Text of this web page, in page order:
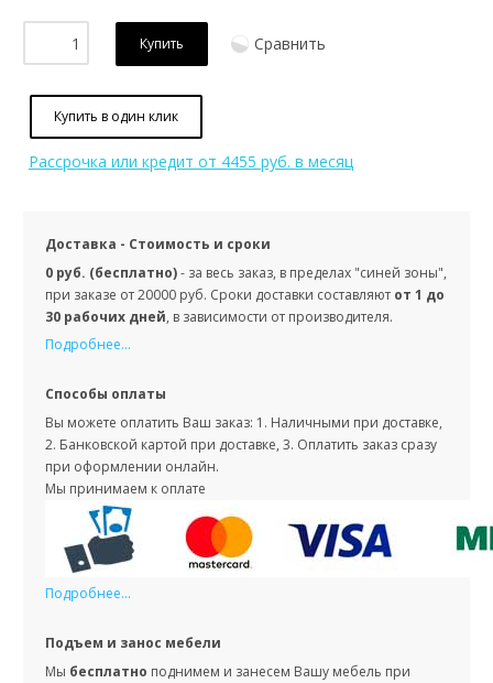
Купить Сравнить
Купить в один клик
Рассрочка или кредит от 4455 руб. в месяц
Доставка - Стоимость и сроки
0 руб. (бесплатно)- за весь заказ, в пределах "синей зоны",
при заказе от 20000 руб. Сроки доставки составляют от 1 до
30 рабочих дней, в зависимости от производителя.
Подробнее...
Способы оплаты
Вы можете оплатить Ваш заказ: 1. Наличными при доставке,
2. Банковской картой при доставке, 3. Оплатить заказ сразу
при оформлении онлайн.
Мы принимаем к оплате
Подробнее...
Подъем и занос мебели
Мы бесплатно поднимем и занесем Вашу мебель при